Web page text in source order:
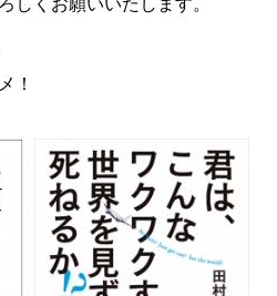
しくお願いいたします。
！